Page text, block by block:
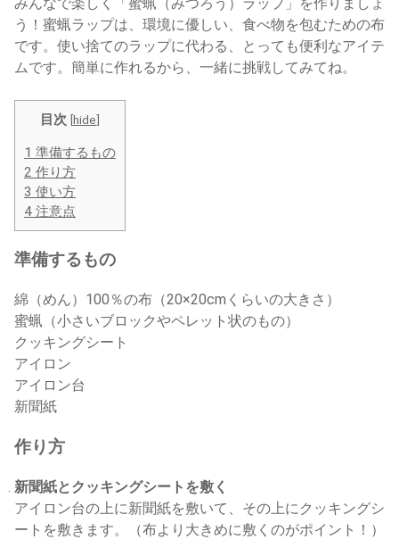
う！蜜蝋ラップは、環境に優しい、食べ物を包むための布
です。使い捨てのラップに代わる、とっても便利なアイテ
ムです。簡単に作れるから、一緒に挑戦してみてね。
目次 [hide]
1 準備するもの
2 作り方
3 使い方
4 注意点
準備するもの
綿（めん）100％の布（20×20cmくらいの大きさ）
蜜蝋（小さいブロックやペレット状のもの）
クッキングシート
アイロン
アイロン台
新聞紙
作り方
新聞紙とクッキングシートを敷く
アイロン台の上に新聞紙を敷いて、その上にクッキングシ
ートを敷きます。（布より大きめに敷くのがポイント！）